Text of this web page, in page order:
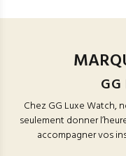
Chez GG Luxe Watch,
seulement donner
accompagner vos